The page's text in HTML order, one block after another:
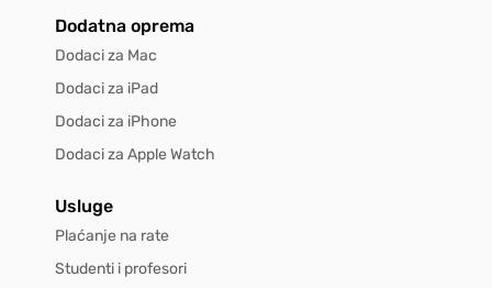
Dodatna oprema
Dodaci za Mac
Dodaci za iPad
Dodaci za iPhone
Dodaci za Apple Watch
Usluge
Plaćanje na rate
Studenti i profesori